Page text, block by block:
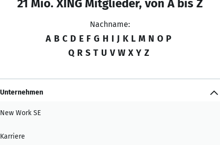
21 Mio. XING Mitglieder, von A bis Z
Nachname:
A B C D E F G H I J K L M N O P
Q R S T U V W X Y Z
Unternehmen
New Work SE
Karriere